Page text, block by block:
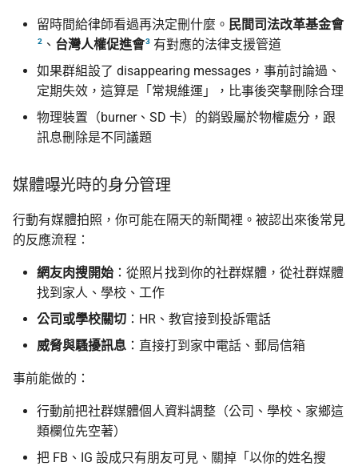
留時間給律師看過再決定刪什麼。 民間司法改革基金會
2 、 台灣人權促進會3 有對應的法律支援管道
如果群組設了 disappearing messages，事前討論過、
定期失效，這算是「常規維運」，比事後突擊刪除合理
物理裝置（burner、SD 卡）的銷毀屬於物權處分，跟
訊息刪除是不同議題
媒體曝光時的身分管理
行動有媒體拍照，你可能在隔天的新聞裡。被認出來後常見
的反應流程：
網友肉搜開始 ：從照片找到你的社群媒體，從社群媒體
找到家人、學校、工作
公司或學校關切 ：HR、教官接到投訴電話
威脅與騷擾訊息 ：直接打到家中電話、郵局信箱
事前能做的：
行動前把社群媒體個人資料調整（公司、學校、家鄉這
類欄位先空著）
把 FB、IG 設成只有朋友可見、關掉「以你的姓名搜